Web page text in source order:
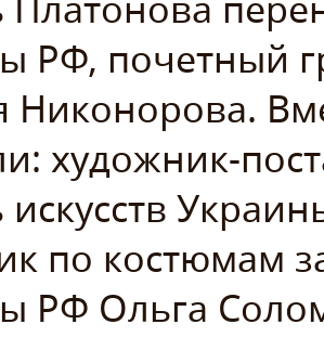
РФ, почетный
Никонорова.
художник-
искусств
по костюмам
РФ Ольга